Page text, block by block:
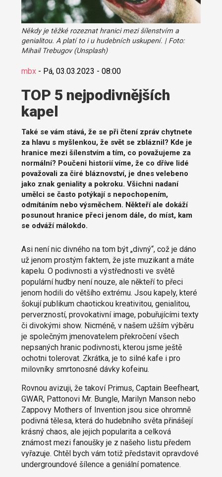
Někdy je těžké rozeznat hranici mezi šílenstvím a
genialitou. A platí to i u hudebních uskupení. | Foto:
Mihail Trebugov (Unsplash)
mbx- Pá, 03.03.2023 - 08:00
TOP 5 nejpodivnějších
kapel
Také se vám stává, že se při čtení zpráv chytnete
za hlavu s myšlenkou, že svět se zbláznil? Kde je
hranice mezi šílenstvím a tím, co považujeme za
normální? Poučeni historií víme, že co dříve lidé
považovali za čiré bláznovství, je dnes velebeno
jako znak geniality a pokroku. Všichni nadaní
umělci se často potýkají s nepochopením,
odmítáním nebo výsměchem. Někteří ale dokáží
posunout hranice přeci jenom dále, do míst, kam
se odváží málokdo.
Asi není nic divného na tom být „divný“, což je dáno
už jenom prostým faktem, že jste muzikant a máte
kapelu. O podivnosti a výstřednosti ve světě
populární hudby není nouze, ale někteří to přeci
jenom hodili do většího extrému. Jsou kapely, které
šokují publikum chaotickou kreativitou, genialitou,
perverzností, provokativní image, pobuřujícími texty
či divokými show. Nicméně, v našem užším výběru
je společným jmenovatelem překročení všech
nepsaných hranic podivnosti, kterou jsme ještě
ochotni tolerovat. Zkrátka, je to silné kafe i pro
milovníky smrtonosné dávky kofeinu.
Rovnou avizuji, že takoví Primus, Captain Beefheart,
GWAR, Pattonovi Mr. Bungle, Marilyn Manson nebo
Zappovy Mothers of Invention jsou sice ohromně
podivná tělesa, která do hudebního světa přinášejí
krásný chaos, ale jejich popularita a celková
známost mezi fanoušky je z našeho listu předem
vyřazuje. Chtěl bych vám totiž představit opravdové
undergroundové šílence a geniální pomatence.